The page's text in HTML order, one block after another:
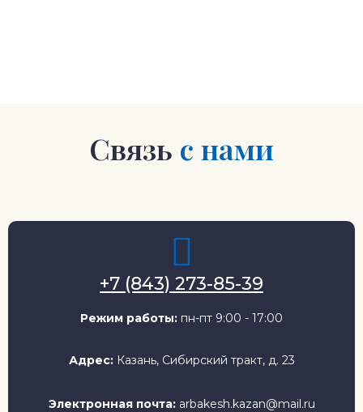
Связь с нами
+7 (843) 273-85-39
Режим работы: пн-пт 9:00 - 17:00
Адрес: Казань, Сибирский тракт, д. 23
Электронная почта: arbakesh.kazan@mail.ru